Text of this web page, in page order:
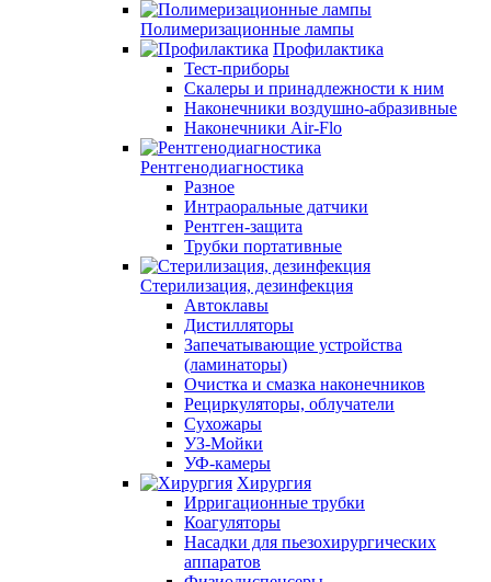
Полимеризационные лампы
Профилактика
Тест-приборы
Скалеры и принадлежности к ним
Наконечники воздушно-абразивные
Наконечники Air-Flo
Рентгенодиагностика
Разное
Интраоральные датчики
Рентген-защита
Трубки портативные
Стерилизация, дезинфекция
Автоклавы
Дистилляторы
Запечатывающие устройства
(ламинаторы)
Очистка и смазка наконечников
Рециркуляторы, облучатели
Сухожары
УЗ-Мойки
УФ-камеры
Хирургия
Ирригационные трубки
Коагуляторы
Насадки для пьезохирургических
аппаратов